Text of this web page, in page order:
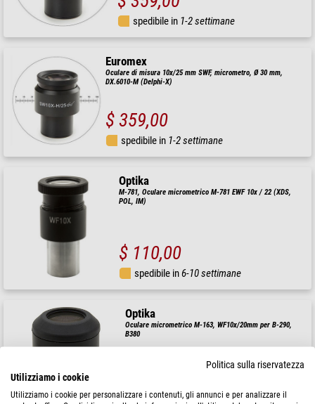
spedibile in 1-2 settimane
Euromex
Oculare di misura 10x/25 mm SWF, micrometro, Ø 30 mm,
DX.6010-M (Delphi-X)
$ 359,00
spedibile in 1-2 settimane
Optika
M-781, Oculare micrometrico M-781 EWF 10x / 22 (XDS,
POL, IM)
$ 110,00
spedibile in6-10 settimane
Optika
Oculare micrometrico M-163, WF10x/20mm per B-290,
B380
$ 104,00
Politica sulla riservatezza
Utilizziamo i cookie
Utilizziamo i cookie per personalizzare i contenuti, gli annunci e per analizzare il